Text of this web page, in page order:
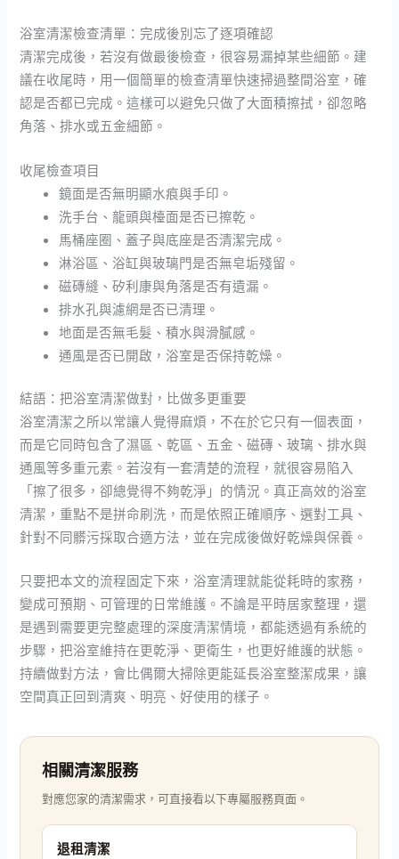
浴室清潔檢查清單：完成後別忘了逐項確認
清潔完成後，若沒有做最後檢查，很容易漏掉某些細節。建
議在收尾時，用一個簡單的檢查清單快速掃過整間浴室，確
認是否都已完成。這樣可以避免只做了大面積擦拭，卻忽略
角落、排水或五金細節。
收尾檢查項目
鏡面是否無明顯水痕與手印。
洗手台、龍頭與檯面是否已擦乾。
馬桶座圈、蓋子與底座是否清潔完成。
淋浴區、浴缸與玻璃門是否無皂垢殘留。
磁磚縫、矽利康與角落是否有遺漏。
排水孔與濾網是否已清理。
地面是否無毛髮、積水與滑膩感。
通風是否已開啟，浴室是否保持乾燥。
結語：把浴室清潔做對，比做多更重要
浴室清潔之所以常讓人覺得麻煩，不在於它只有一個表面，
而是它同時包含了濕區、乾區、五金、磁磚、玻璃、排水與
通風等多重元素。若沒有一套清楚的流程，就很容易陷入
「擦了很多，卻總覺得不夠乾淨」的情況。真正高效的浴室
清潔，重點不是拼命刷洗，而是依照正確順序、選對工具、
針對不同髒污採取合適方法，並在完成後做好乾燥與保養。
只要把本文的流程固定下來，浴室清理就能從耗時的家務，
變成可預期、可管理的日常維護。不論是平時居家整理，還
是遇到需要更完整處理的深度清潔情境，都能透過有系統的
步驟，把浴室維持在更乾淨、更衛生，也更好維護的狀態。
持續做對方法，會比偶爾大掃除更能延長浴室整潔成果，讓
空間真正回到清爽、明亮、好使用的樣子。
相關清潔服務
對應您家的清潔需求，可直接看以下專屬服務頁面。
退租清潔